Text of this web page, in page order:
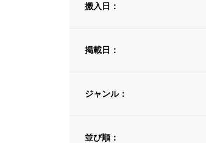
搬入日：
掲載日：
ジャンル：
並び順：